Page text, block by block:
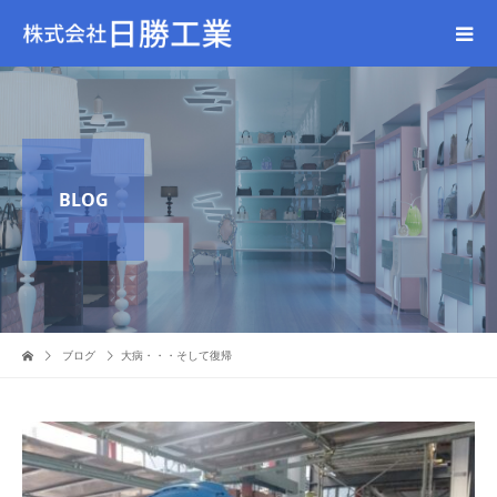
BLOG
ブログ 大病・・・そして復帰